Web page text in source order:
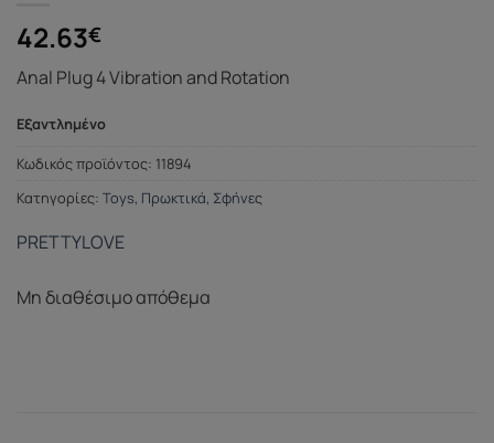
42.63€
Anal Plug 4 Vibration and Rotation
Εξαντλημένο
Κωδικός προϊόντος: 11894
Κατηγορίες: Toys, Πρωκτικά, Σφήνες
PRETTYLOVE
Μη διαθέσιμο απόθεμα